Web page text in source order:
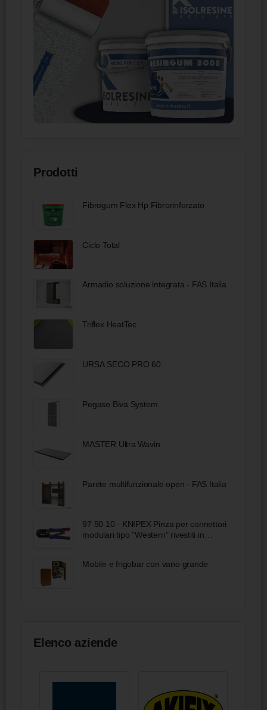
Prodotti
Fibrogum Flex Hp Fibrorinforzato
Ciclo Total
Armadio soluzione integrata - FAS Italia
Triflex HeatTec
URSA SECO PRO 60
Pegaso Biva System
MASTER Ultra Wavin
Parete multifunzionale open - FAS Italia
97 50 10 - KNIPEX Pinza per connettori
modulari tipo "Western" rivestiti in
Mobile e frigobar con vano grande
Elenco aziende